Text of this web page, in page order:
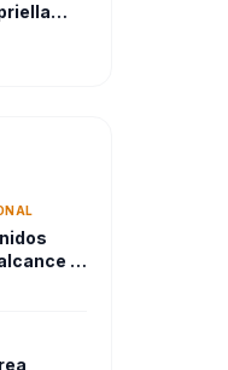
su
y
el